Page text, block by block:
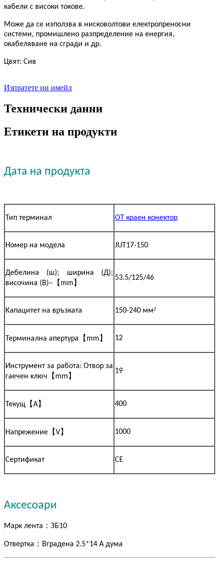
кабели с високи токове.
Може да се използва в нисковолтови електропреносни
системи, промишлено разпределение на енергия,
окабеляване на сгради и др.
Цвят: Сив
Изпратете ни имейл
Технически данни
Етикети на продукти
Дата на продукта
Тип терминал OT краен конектор
Номер на модела JUT17-150
Дебелина (ш); ширина (Д);
височина (В)– 【 mm 】
53.5/125/46
Капацитет на връзката 150-240 мм²
Терминална апертура 【 mm 】 12
Инструмент за работа: Отвор за
гаечен ключ 【 mm 】
19
Текущ 【A】 400
Напрежение 【V】 1000
Сертификат CE
Аксесоари
Марк лента ： ЗБ10
Отвертка ： Вградена 2.5*14 A дума